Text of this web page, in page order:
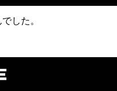
した。